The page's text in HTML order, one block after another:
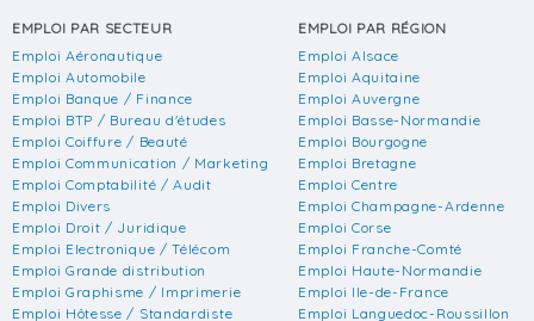
EMPLOI PAR SECTEUR
Emploi Aéronautique
Emploi Automobile
Emploi Banque / Finance
Emploi BTP / Bureau d'études
Emploi Coiffure / Beauté
Emploi Communication / Marketing
Emploi Comptabilité / Audit
Emploi Divers
Emploi Droit / Juridique
Emploi Electronique / Télécom
Emploi Grande distribution
Emploi Graphisme / Imprimerie
Emploi Hôtesse / Standardiste
EMPLOI PAR RÉGION
Emploi Alsace
Emploi Aquitaine
Emploi Auvergne
Emploi Basse-Normandie
Emploi Bourgogne
Emploi Bretagne
Emploi Centre
Emploi Champagne-Ardenne
Emploi Corse
Emploi Franche-Comté
Emploi Haute-Normandie
Emploi Ile-de-France
Emploi Languedoc-Roussillon